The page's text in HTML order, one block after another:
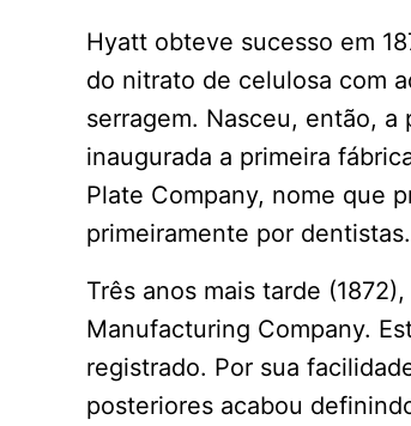
Hyatt obteve sucesso em
do nitrato de celulosa com
serragem. Nasceu, então,
inaugurada a primeira
Plate Company, nome que
primeiramente por dentistas.
Três anos mais tarde
Manufacturing Company.
registrado. Por sua
posteriores acabou